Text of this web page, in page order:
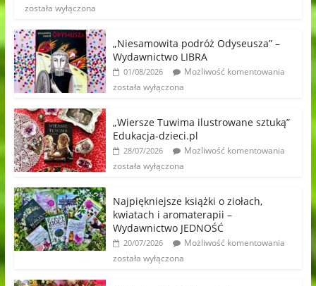
została wyłączona
„Niesamowita podróż Odyseusza” –
Wydawnictwo LIBRA
01/08/2026
Możliwość komentowania
została wyłączona
„Wiersze Tuwima ilustrowane sztuką”
Edukacja-dzieci.pl
28/07/2026
Możliwość komentowania
została wyłączona
Najpiękniejsze książki o ziołach,
kwiatach i aromaterapii –
Wydawnictwo JEDNOŚĆ
20/07/2026
Możliwość komentowania
została wyłączona